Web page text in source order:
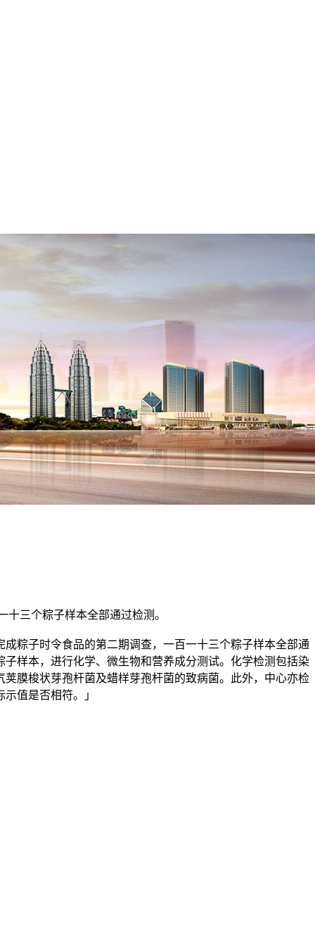
三个粽子样本全部通过检测。
粽子时令食品的第二期调查，一百一十三个粽子样本全部通
样本，进行化学、微生物和营养成分测试。化学检测包括染
膜梭状芽孢杆菌及蜡样芽孢杆菌的致病菌。此外，中心亦检
值是否相符。」